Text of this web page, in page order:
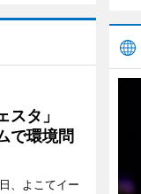
スタ」
で環境問
、よこてイー